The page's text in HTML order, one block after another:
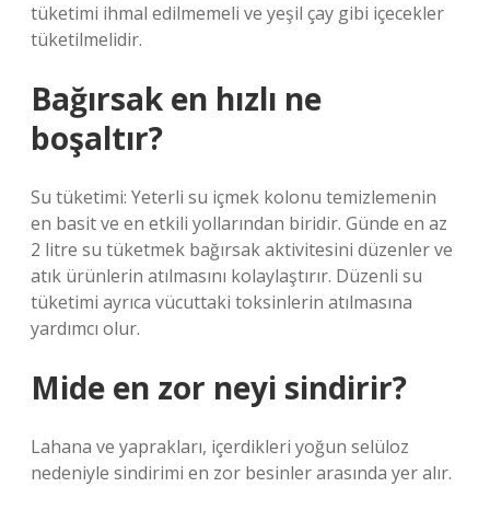
tüketimi ihmal edilmemeli ve yeşil çay gibi içecekler
tüketilmelidir.
Bağırsak en hızlı ne
boşaltır?
Su tüketimi: Yeterli su içmek kolonu temizlemenin
en basit ve en etkili yollarından biridir. Günde en az
2 litre su tüketmek bağırsak aktivitesini düzenler ve
atık ürünlerin atılmasını kolaylaştırır. Düzenli su
tüketimi ayrıca vücuttaki toksinlerin atılmasına
yardımcı olur.
Mide en zor neyi sindirir?
Lahana ve yaprakları, içerdikleri yoğun selüloz
nedeniyle sindirimi en zor besinler arasında yer alır.